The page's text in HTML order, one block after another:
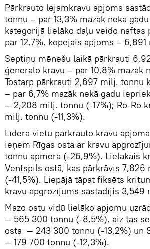
Pārkrauto lejamkravu apjoms
tonnu – par 13,3% mazāk nekā
kategorijā lielāko daļu veido
par 12,7%, kopējais apjoms –
Septiņu mēnešu laikā pārkrauti
ģenerālo kravu – par 10,8% mazāk
Tostarp pārkrauti 2,697 milj. tonnu
– par 6,7% mazāk nekā gadu
— 2,208 milj. tonnu (-17%); Ro-Ro
milj. tonnu (-11,3%).
Līdera vietu pārkrauto kravu
ieņem Rīgas osta ar kravu
tonnu apmērā (-26,9%). Lielākais
Ventspils ostā, kas pārkrāvis 7,826
(-41,5%). Liepājā tāpat fiksēts
kravu apgrozījums sastādījis 3,549
Mazo ostu vidū lielāko apjomu
— 565 300 tonnu (-8,5%), aiz tās
osta — 243 300 tonnu (-13,2%) un
— 179 700 tonnu (-12,3%).